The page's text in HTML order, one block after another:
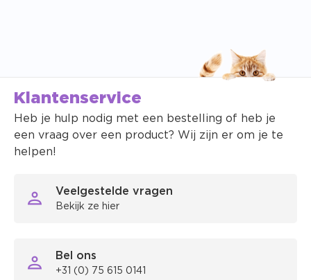
Klantenservice
Heb je hulp nodig met een bestelling of heb je
een vraag over een product? Wij zijn er om je te
helpen!
Veelgestelde vragen
Bekijk ze hier
Bel ons
+31 (0) 75 615 0141